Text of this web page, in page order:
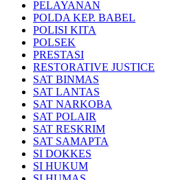
PELAYANAN
POLDA KEP. BABEL
POLISI KITA
POLSEK
PRESTASI
RESTORATIVE JUSTICE
SAT BINMAS
SAT LANTAS
SAT NARKOBA
SAT POLAIR
SAT RESKRIM
SAT SAMAPTA
SI DOKKES
SI HUKUM